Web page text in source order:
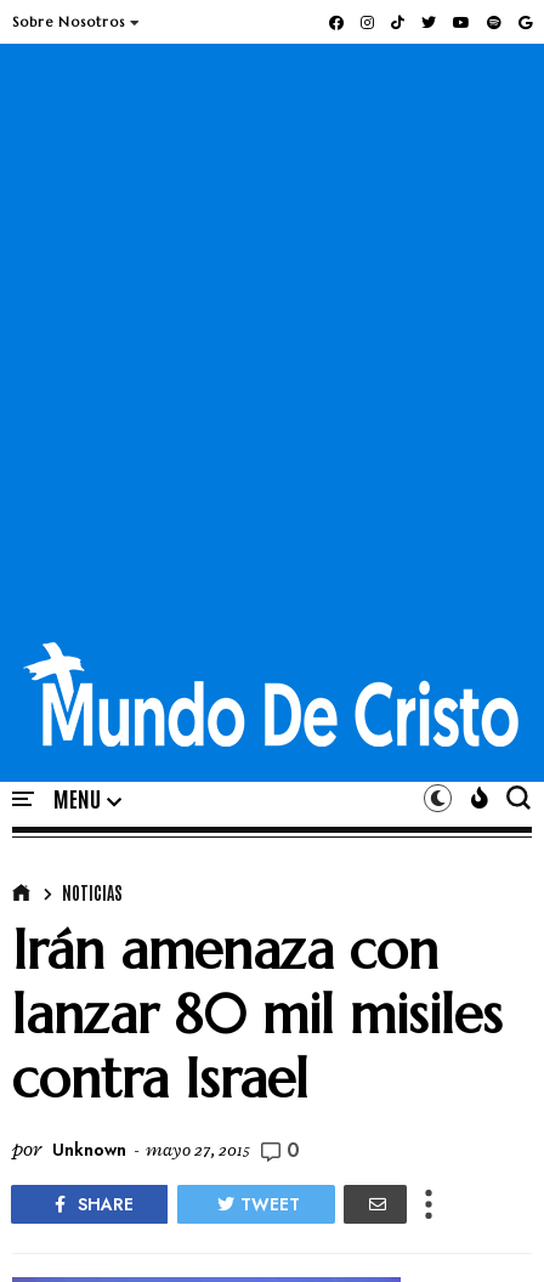
Sobre Nosotros
NOTICIAS
Irán amenaza con
lanzar 80 mil misiles
contra Israel
por Unknown - mayo 27, 2015 0
SHARE TWEET